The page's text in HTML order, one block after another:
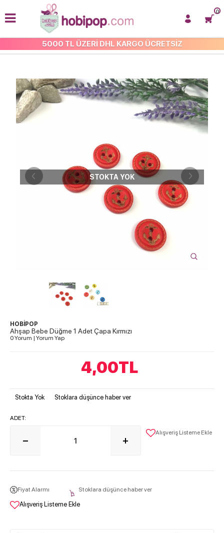
5000 TL ÜZERİ DHL KARGO ÜCRETSİZ
0
ÇOCUK-BEBEK DÜĞMELERİ
STOKTA YOK
HOBİPOP
Ahşap Bebe Düğme 1 Adet Çapa Kırmızı
0 Yorum | Yorum Yap
4,00TL
Stokta Yok Stoklara düşünce haber ver
ADET:
Alışveriş Listeme Ekle
Fiyat Alarmı Stoklara düşünce haber ver
Alışveriş Listeme Ekle